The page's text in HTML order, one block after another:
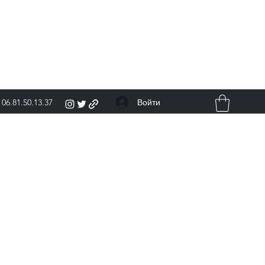
06.81.50.13.37 Войти